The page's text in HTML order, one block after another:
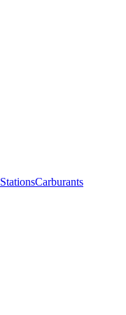
StationsCarburants